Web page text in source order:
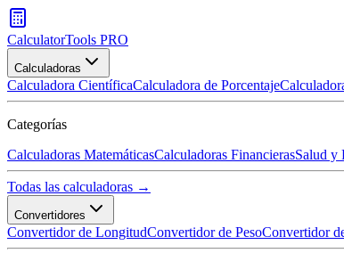
CalculatorTools PRO
Calculadoras
Calculadora CientíficaCalculadora de Porcentaje
Categorías
Calculadoras MatemáticasCalculadoras FinancierasSalud y
Todas las calculadoras →
Convertidores
Convertidor de LongitudConvertidor de PesoConvertidor